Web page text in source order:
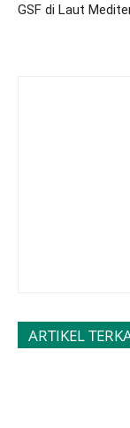
GSF di Laut
ARTIKEL